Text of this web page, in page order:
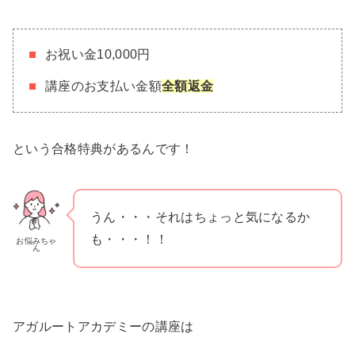
お祝い金10,000円
講座のお支払い金額全額返金
という合格特典があるんです！
お悩みちゃ
ん
うん・・・それはちょっと気になるか
も・・・！！
アガルートアカデミーの講座は